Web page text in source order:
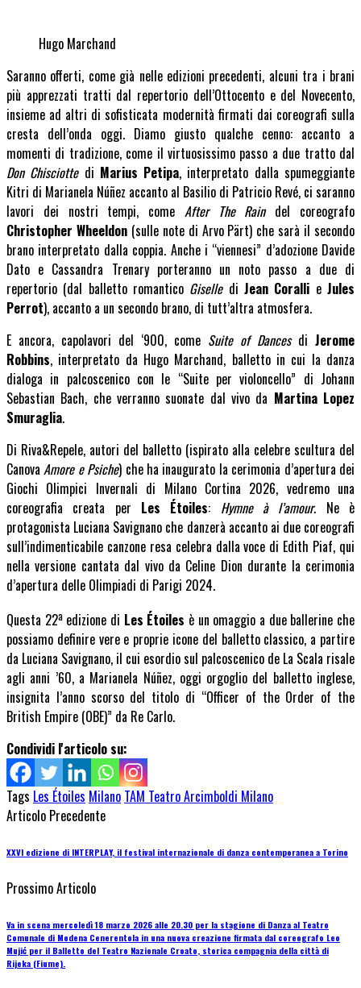
Hugo Marchand
Saranno offerti, come già nelle edizioni precedenti, alcuni tra i brani
più apprezzati tratti dal repertorio dell’Ottocento e del Novecento,
insieme ad altri di sofisticata modernità firmati dai coreografi sulla
cresta dell’onda oggi. Diamo giusto qualche cenno: accanto a
momenti di tradizione, come il virtuosissimo passo a due tratto dal
Don Chisciottedi Marius Petipa, interpretato dalla spumeggiante
Kitri di Marianela Núñez accanto al Basilio di Patricio Revé, ci saranno
lavori dei nostri tempi, come After The Raindel coreografo
Christopher Wheeldon(sulle note di Arvo Pärt) che sarà il secondo
brano interpretato dalla coppia. Anche i “viennesi” d’adozione Davide
Dato e Cassandra Trenary porteranno un noto passo a due di
repertorio (dal balletto romantico GisellediJean Coralli eJules
Perrot), accanto a un secondo brano, di tutt’altra atmosfera.
E ancora, capolavori del ‘900, come Suite of Dancesdi Jerome
Robbins, interpretato da Hugo Marchand, balletto in cui la danza
dialoga in palcoscenico con le “Suite per violoncello” di Johann
Sebastian Bach, che verranno suonate dal vivo da Martina Lopez
Smuraglia.
Di Riva&Repele, autori del balletto (ispirato alla celebre scultura del
Canova Amore e Psiche) che ha inaugurato la cerimonia d’apertura dei
Giochi Olimpici Invernali di Milano Cortina 2026, vedremo una
coreografia creata per Les Étoiles: Hymne à l’amour. Ne è
protagonista Luciana Savignano che danzerà accanto ai due coreografi
sull’indimenticabile canzone resa celebra dalla voce di Edith Piaf, qui
nella versione cantata dal vivo da Celine Dion durante la cerimonia
d’apertura delle Olimpiadi di Parigi 2024.
Questa 22aedizione di Les Étoiles è un omaggio a due ballerine che
possiamo definire vere e proprie icone del balletto classico, a partire
da Luciana Savignano, il cui esordio sul palcoscenico de La Scala risale
agli anni ’60, a Marianela Núñez, oggi orgoglio del balletto inglese,
insignita l’anno scorso del titolo di “Officer of the Order of the
British Empire (OBE)” da Re Carlo.
Condividi l'articolo su:
Tags Les Étoiles Milano TAM Teatro Arcimboldi Milano
Articolo Precedente
XXVI edizione di INTERPLAY, il festival internazionale di danza contemporanea a Torino
Prossimo Articolo
Va in scena mercoledì 18 marzo 2026 alle 20.30 per la stagione di Danza al Teatro
Comunale di Modena Cenerentola in una nuova creazione firmata dal coreografo Leo
Mujić per il Balletto del Teatro Nazionale Croato, storica compagnia della città di
Rijeka (Fiume).